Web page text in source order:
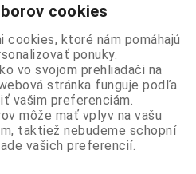
LD
cookies
cookies, ktoré nám pomáhajú
ponuky.
vo svojom prehliadači na
stránka funguje podľa
vašim preferenciám.
môže mať vplyv na vašu
taktiež nebudeme schopní
vašich preferencií.